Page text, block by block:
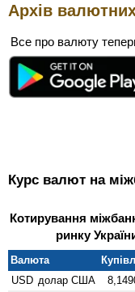
Архів
Все про валюту
Курс валют на
Котирування
ринку
Валюта
USD долар США